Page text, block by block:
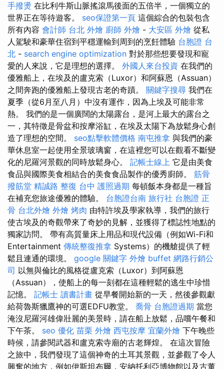
手撥燙 在比利牛斯山脈搖滾馬後面的五倍半，一個獨立的
世界正在等待遊客。 seo保證第一頁 這個綜合的包裝包含
所有內容 會計師 台北 外燴 廚師 外燴 - 大安區 外燴 從私
人駕駛和豪華住宿到平穩運輸到周到的烹飪體驗 台胞證 台
北 - search engine optimization 對於那些想要發現和寵
愛的人來說，它是理想的選擇。 外國人來台投資 在我們的
優雅船上，在埃及的盧克索（Luxor）和阿蘇恩（Assuan）
之間奔跑的優雅船上發現古老的奇蹟。 關鍵字搜尋 我們在
夏季（從6月至八月）中沒有運作，因為上埃及可能非常
熱。 我們的是一個廣闊的太陽露台，是河上最大的露台之
一，其特徵是骨盆和按摩浴缸，在埃及太陽下為放鬆身心創
造了理想的空間。 seo點擊軟體價格 南屯推拿 與我們的豪
華休息室一起使用全景玻璃窗，在這裡您可以在觀看不斷變
化的尼羅河景觀的同時放鬆身心。 記帳士線上 它是由美食
食品與國際美食相結合的美食食品製作的優秀廚師。 筋骨
撥筋堂 精誠路 整復 台中 護照過期 每頓飯本身都是一種旨
在補充您旅途優雅的體驗。 台胞證台南 旅行社 台胞證 正
骨 台北外燴 外燴 烤肉 由特許埃及學家執導，我們的旅行
使古埃及的奇觀帶來了奇妙的見解，並獲得了標誌性地點的
獨家訪問。 帶有高質量床上用品和現代設備（例如Wi-Fi和
Entertainment 傳統整復推拿 Systems）的機艙提供了輕
鬆且連通的環境。 google 關鍵字 外燴 buffet 網路行銷公
司 以無與倫比的風格從盧克索（Luxor）到阿蘇恩
（Assuan），使船上的每一刻都在這種輕鬆的逃生中珍惜
記憶。 記帳士 讀書計畫 從早餐開始新的一天，然後參觀獻
給荷魯斯獵鷹神的可選EDFU教堂。 喬骨 台胞證過期 當您
淹沒尼羅河雄偉壯麗的美景時，請在船上放鬆，品嚐午餐和
下午茶。 seo 優化 苗栗 外燴 西屯按摩 宜蘭外燴 下午晚些
時候，請參閱武器和盧克索寺廟的古老輝煌。 在這次冒險
之旅中，我們發現了這個神奇的土耳其景觀，並參觀了令人
興奮的地方，例如伊斯坦布爾，安納托利亞博物館以及古董